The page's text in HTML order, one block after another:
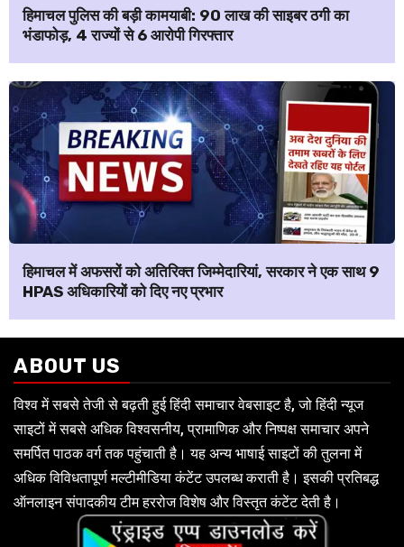
हिमाचल पुलिस की बड़ी कामयाबी: ₹90 लाख की साइबर ठगी का
भंडाफोड़, 4 राज्यों से 6 आरोपी गिरफ्तार
हिमाचल में अफसरों को अतिरिक्त जिम्मेदारियां, सरकार ने एक साथ 9
HPAS अधिकारियों को दिए नए प्रभार
ABOUT US
विश्व में सबसे तेजी से बढ़ती हुई हिंदी समाचार वेबसाइट है, जो हिंदी न्यूज
साइटों में सबसे अधिक विश्वसनीय, प्रामाणिक और निष्पक्ष समाचार अपने
समर्पित पाठक वर्ग तक पहुंचाती है। यह अन्य भाषाई साइटों की तुलना में
अधिक विविधतापूर्ण मल्टीमीडिया कंटेंट उपलब्ध कराती है। इसकी प्रतिबद्ध
ऑनलाइन संपादकीय टीम हररोज विशेष और विस्तृत कंटेंट देती है।